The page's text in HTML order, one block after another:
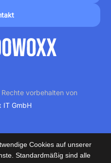
vorbehalten von
IT GmbH
Cookies auf unserer
Standardmäßig sind alle